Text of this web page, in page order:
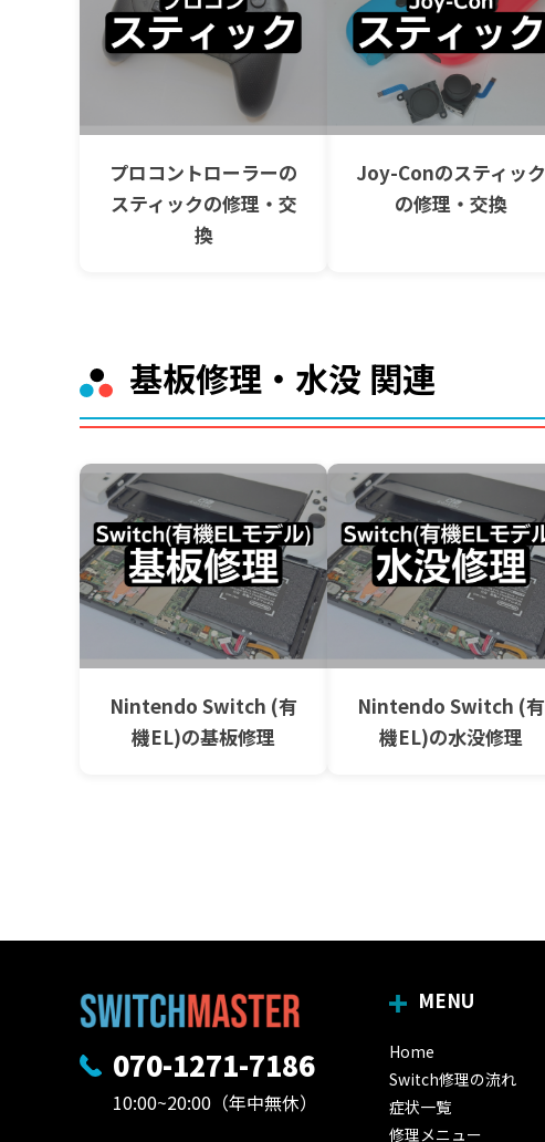
プロコントローラーの
スティックの修理・交
換
Joy-Conのスティック
の修理・交換
基板修理・水没 関連
Nintendo Switch (有
機EL)の基板修理
Nintendo Switch (有
機EL)の水没修理
070-1271-7186
10:00~20:00（年中無休）
MENU
Home
Switch修理の流れ
症状一覧
修理メニュー